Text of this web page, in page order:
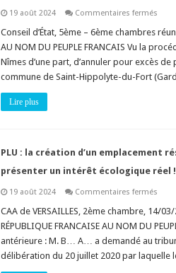
19 août 2024 Commentaires ferméssur
:
des
du
site
de
!
Conseil d’État, 5ème – 6ème chambres
AU NOM DU PEUPLE FRANCAIS Vu la
Nîmes d’une part, d’annuler pour excès
commune de Saint-Hippolyte-du-Fort
Lire plus
PLU : la création d’un emplacement
présenter un intérêt écologique réel !
19 août 2024 Commentaires ferméssur
:
d’un
CAA de VERSAILLES, 2ème chambre, 14/
RÉPUBLIQUE FRANCAISE AU NOM DU
antérieure : M. B… A… a demandé au
délibération du 20 juillet 2020 par